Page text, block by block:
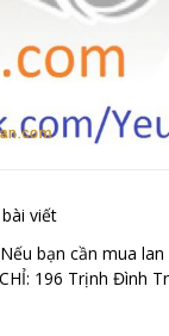
viết
bạn cần mua
196 Trịnh Đình